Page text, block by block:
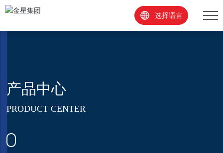
选择语言
产品中心
PRODUCT CENTER